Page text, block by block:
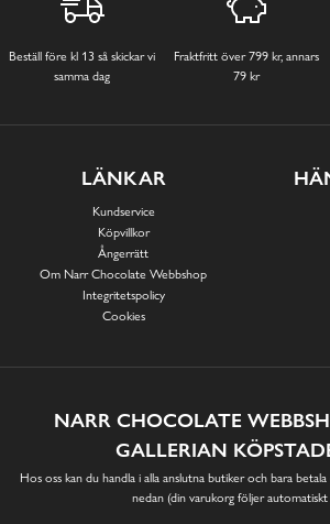
Beställ före kl 13 så skickar vi
samma dag
Fraktfritt över 799 kr, annars
79 kr
LÄNKAR
Kundservice
Köpvillkor
Ångerrätt
Om Narr Chocolate Webbshop
Integritetspolicy
Cookies
NARR CHOCOLATE
GALLERIAN
Hos oss kan du handla i alla anslutna butiker och bara
nedan (din varukorg följer